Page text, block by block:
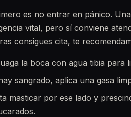
es no entrar en pánico.
vital, pero sí conviene
consigues cita, te
la boca con agua tibia
sangrado, aplica una gasa
masticar por ese lado y